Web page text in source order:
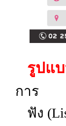
รูปแ
การ ส
ฟัง